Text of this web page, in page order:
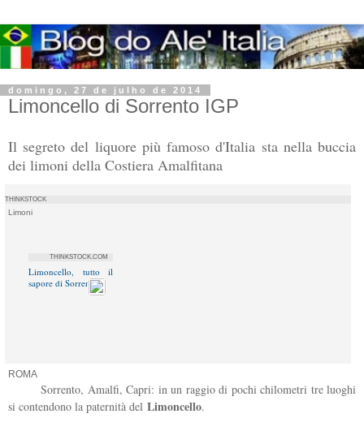
domingo, 27 de julho de 2014
Limoncello di Sorrento IGP
Il segreto del liquore più famoso d'Italia sta nella buccia
dei limoni della Costiera Amalfitana
THINKSTOCK
Limoni
THINKSTOCK.COM
Limoncello, tutto il
sapore di Sorrento
CURCIO
(NEXTA)
ROMA
Sorrento, Amalfi, Capri: in un raggio di pochi chilometri tre luoghi
si contendono la paternità del Limoncello.